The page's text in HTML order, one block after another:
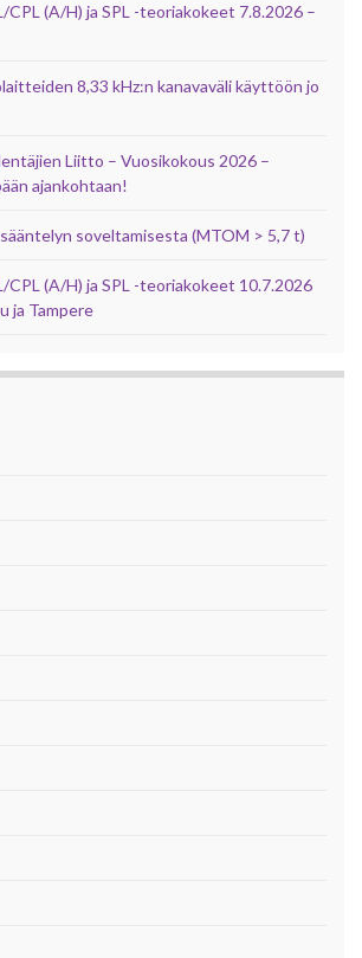
CPL (A/H) ja SPL -teoriakokeet 7.8.2026 –
8,33 kHz:n kanavaväli käyttöön jo
Liitto – Vuosikokous 2026 –
ajankohtaan!
soveltamisesta (MTOM > 5,7 t)
CPL (A/H) ja SPL -teoriakokeet 10.7.2026
ja Tampere